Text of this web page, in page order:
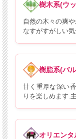
樹木系(ウ
自然の木々の爽
なすがすがしい
樹脂系(バ
甘く重厚な深い
りを楽しめます.
オリエンタ